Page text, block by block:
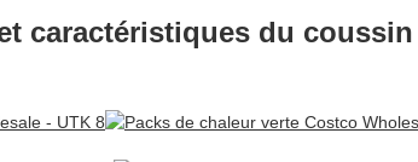
caractéristiques du